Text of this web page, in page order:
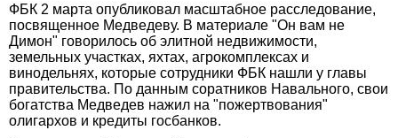
ФБК 2 марта опубликовал масштабное расследование,
посвященное Медведеву. В материале "Он вам не
Димон" говорилось об элитной недвижимости,
земельных участках, яхтах, агрокомплексах и
винодельнях, которые сотрудники ФБК нашли у главы
правительства. По данным соратников Навального, свои
богатства Медведев нажил на "пожертвования"
олигархов и кредиты госбанков.